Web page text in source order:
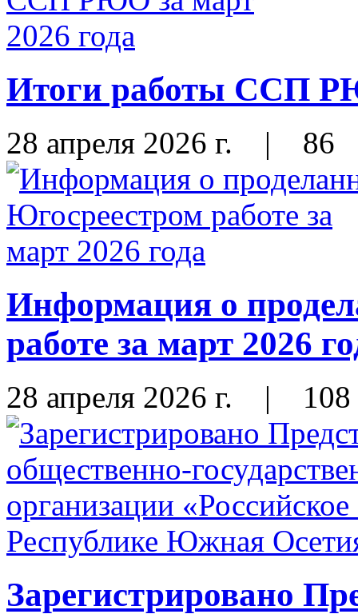
Итоги работы ССП
28 апреля 2026 г. | 86
Информация о
работе за март 2026
28 апреля 2026 г. | 108
Зарегистрировано